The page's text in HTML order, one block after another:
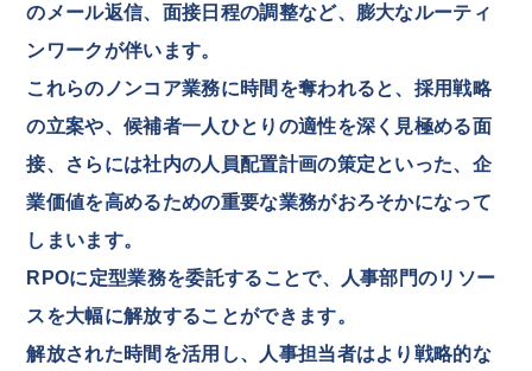
のメール返信、面接日程の調整など、膨大なルーティ
ンワークが伴います。
これらのノンコア業務に時間を奪われると、採用戦略
の立案や、候補者一人ひとりの適性を深く見極める面
接、さらには社内の人員配置計画の策定といった、企
業価値を高めるための重要な業務がおろそかになって
しまいます。
RPOに定型業務を委託することで、人事部門のリソー
スを大幅に解放することができます。
解放された時間を活用し、人事担当者はより戦略的な